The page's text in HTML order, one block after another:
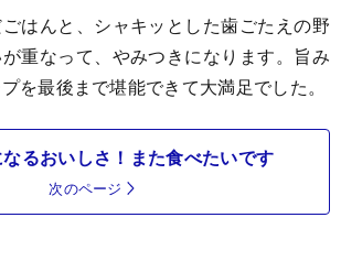
はんと、シャキッとした歯ごたえの野
重なって、やみつきになります。旨み
を最後まで堪能できて大満足でした。
るおいしさ！また食べたいです
次のページ